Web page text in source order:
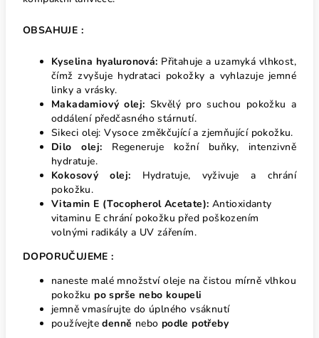
OBSAHUJE :
Kyselina hyaluronová: Přitahuje a uzamyká vlhkost,
čímž zvyšuje hydrataci pokožky a vyhlazuje jemné
linky a vrásky.
Makadamiový olej: Skvělý pro suchou pokožku a
oddálení předčasného stárnutí.
Sikeci olej: Vysoce změkčující a zjemňující pokožku.
Dilo olej: Regeneruje kožní buňky, intenzivně
hydratuje.
Kokosový olej: Hydratuje, vyživuje a chrání
pokožku.
Vitamin E (Tocopherol Acetate): Antioxidanty
vitaminu E chrání pokožku před poškozením
volnými radikály a UV zářením.
DOPORUČUJEME :
naneste malé množství oleje na čistou mírně vlhkou
pokožku po sprše nebo koupeli
jemně vmasírujte do úplného vsáknutí
používejte denně nebo podle potřeby